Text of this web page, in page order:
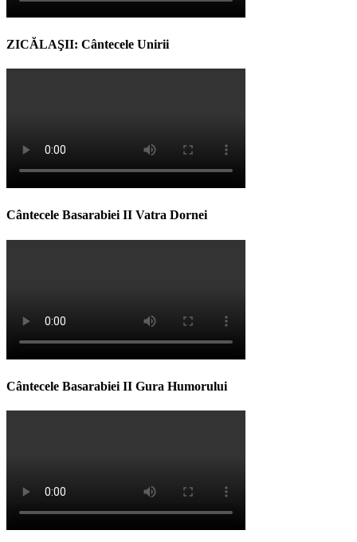
ZICĂLAŞII: Cântecele Unirii
Cântecele Basarabiei II Vatra Dornei
Cântecele Basarabiei II Gura Humorului